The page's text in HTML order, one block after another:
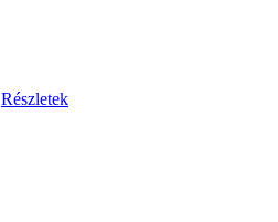
Részletek